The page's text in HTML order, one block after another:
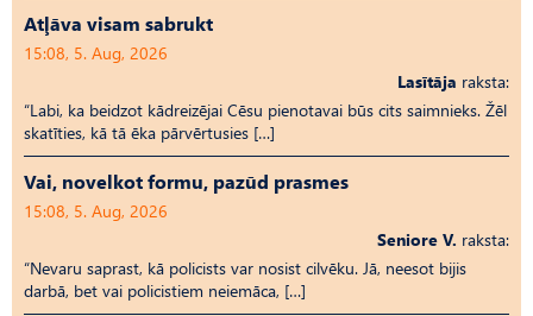
Atļāva visam sabrukt
15:08, 5. Aug, 2026
Lasītāja raksta:
“Labi, ka beidzot kādreizējai Cēsu pienotavai būs cits saimnieks. Žēl
skatīties, kā tā ēka pārvērtusies […]
Vai, novelkot formu, pazūd prasmes
15:08, 5. Aug, 2026
Seniore V. raksta:
“Nevaru saprast, kā policists var nosist cilvēku. Jā, neesot bijis
darbā, bet vai policistiem neiemāca, […]